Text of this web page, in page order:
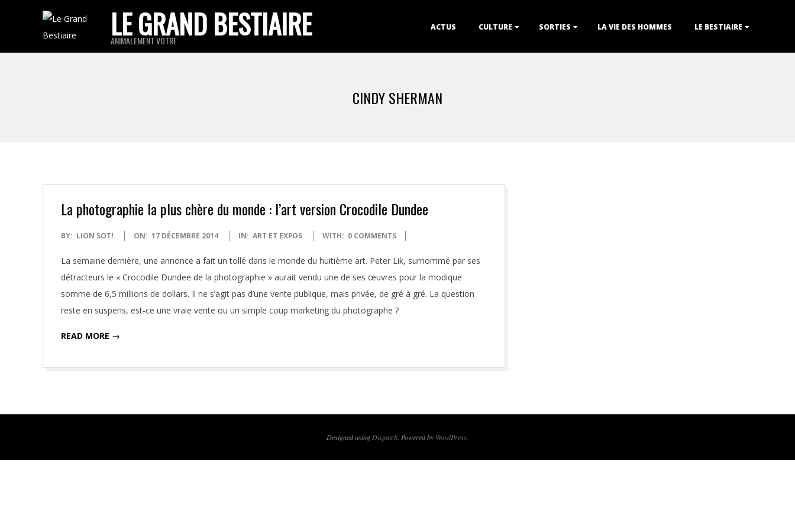
LE GRAND BESTIAIRE
ANIMALEMENT VOTRE
Menu
ACTUS CULTURE SORTIES LA VIE DES HOMMES LE BESTIAIRE
CINDY SHERMAN
La photographie la plus chère du monde : l’art version Crocodile Dundee
2014-
17
BY: LION SOT! ON: 17 DÉCEMBRE 2014 IN: ART ET EXPOS WITH: 0 COMMENTS
La semaine dernière, une annonce a fait un tollé dans le monde du huitième art. Peter Lik, surnommé par ses
détracteurs le « Crocodile Dundee de la photographie » aurait vendu une de ses œuvres pour la modique
somme de 6,5 millions de dollars. Il ne s’agit pas d’une vente publique, mais privée, de gré à gré. La question
reste en suspens, est-ce une vraie vente ou un simple coup marketing du photographe ?
READ MORE →
Designed using Dispatch . Powered by WordPress